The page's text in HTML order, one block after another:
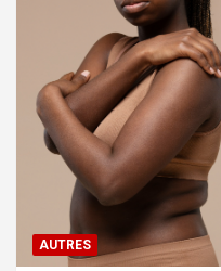
AUTRES